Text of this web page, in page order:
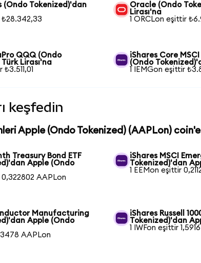
(Ondo Tokenized)'dan
₺28.342,33
Oracle (Ondo
Lirası'na
1 ORCLon eşittir
QQQ (Ondo
Lirası'na
iShares Core
(Ondo
1 IEMGon eşittir
keşfedin
Apple (Ondo Tokenized) (AAPLon)
Treasury Bond ETF
Apple (Ondo
0,322802 AAPLon
iShares MSCI
Tokenized)'dan
1 EEMon eşittir
Manufacturing
Apple (Ondo
AAPLon
iShares Russell
Tokenized)'dan
1 IWFon eşittir